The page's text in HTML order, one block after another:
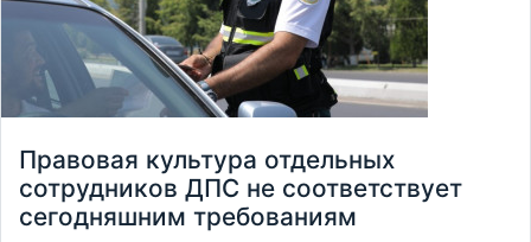
Правовая культура отдельных
сотрудников ДПС не соответствует
сегодняшним требованиям